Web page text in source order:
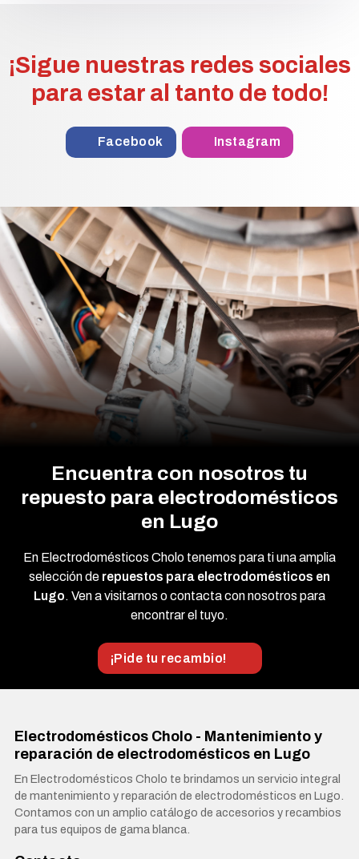
¡Sigue nuestras redes sociales
para estar al tanto de todo!
Facebook Instagram
Encuentra con nosotros tu
repuesto para electrodomésticos
en Lugo
En Electrodomésticos Cholo tenemos para ti una amplia
selección de repuestos para electrodomésticos en
Lugo. Ven a visitarnos o contacta con nosotros para
encontrar el tuyo.
¡Pide tu recambio!
Electrodomésticos Cholo - Mantenimiento y
reparación de electrodomésticos en Lugo
En Electrodomésticos Cholo te brindamos un servicio integral
de mantenimiento y reparación de electrodomésticos en Lugo.
Contamos con un amplio catálogo de accesorios y recambios
para tus equipos de gama blanca.